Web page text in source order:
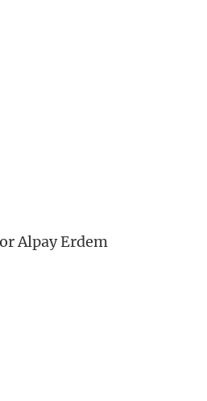
Alpay Erdem